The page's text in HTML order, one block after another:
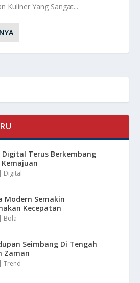
Kuliner Yang Sangat...
Digital Terus Berkembang
| Digital
Modern Semakin
Kecepatan
| Bola
Seimbang Di Tengah
Zaman
|Trend